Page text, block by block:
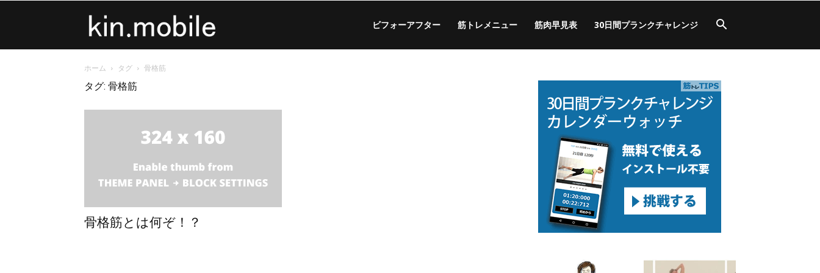
ビフォーアフター 筋トレメニュー 筋肉早見表 30日間プランクチャレンジ
ホーム タグ 骨格筋
タグ: 骨格筋
骨格筋とは何ぞ！？